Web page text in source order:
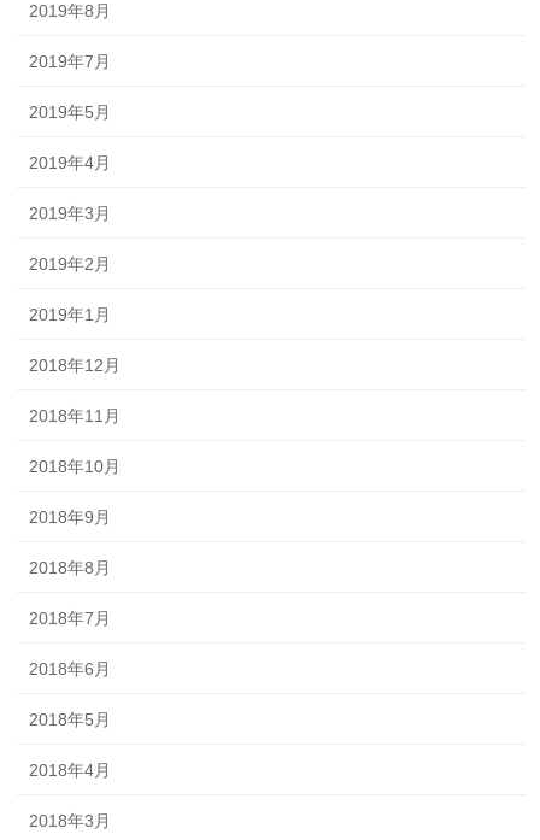
2019年8月
2019年7月
2019年5月
2019年4月
2019年3月
2019年2月
2019年1月
2018年12月
2018年11月
2018年10月
2018年9月
2018年8月
2018年7月
2018年6月
2018年5月
2018年4月
2018年3月